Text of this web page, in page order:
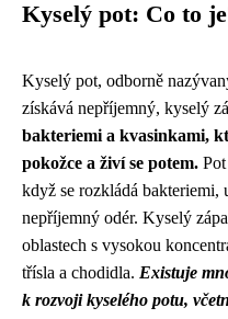
Kyselý pot: Co to
Kyselý pot, odborně
získává nepříjemný, kyselý
bakteriemi a kvasinkami,
pokožce a živí se potem.
když se rozkládá
nepříjemný odér. Kyselý
oblastech s vysokou
třísla a chodidla. Existuje
k rozvoji kyselého potu,